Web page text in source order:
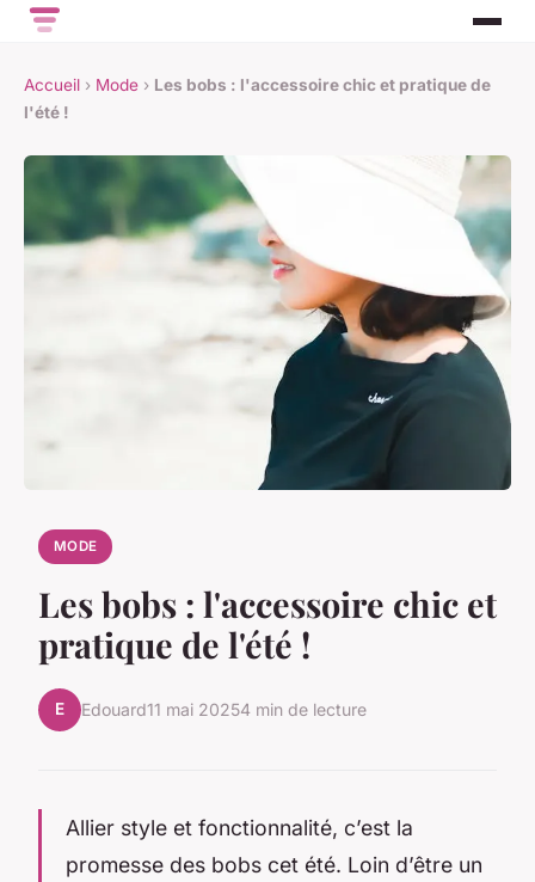
Accueil › Mode › Les bobs : l'accessoire chic et pratique de
l'été !
MODE
Les bobs : l'accessoire chic et
pratique de l'été !
E Edouard11 mai 20254 min de lecture
Allier style et fonctionnalité, c’est la
promesse des bobs cet été. Loin d’être un